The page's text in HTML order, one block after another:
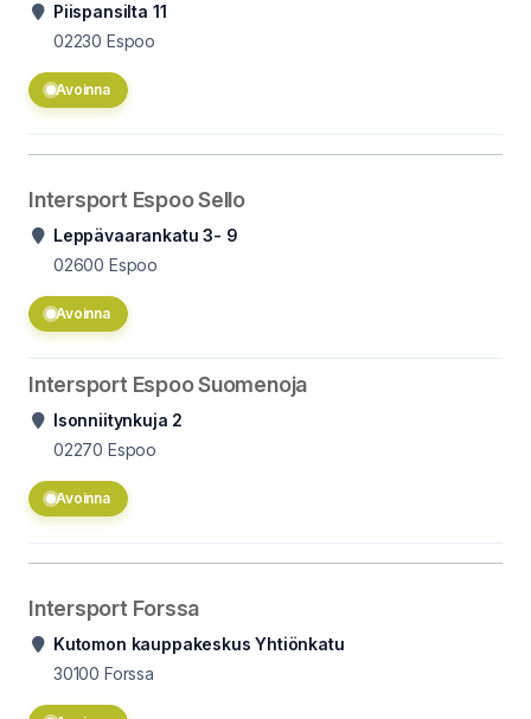
Piispansilta 11
02230 Espoo
Avoinna
Intersport Espoo Sello
Leppävaarankatu 3- 9
02600 Espoo
Avoinna
Intersport Espoo Suomenoja
Isonniitynkuja 2
02270 Espoo
Avoinna
Intersport Forssa
Kutomon kauppakeskus Yhtiönkatu
30100 Forssa